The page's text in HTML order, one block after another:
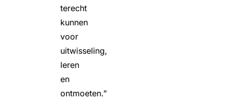
terecht
kunnen
voor
uitwisseling,
leren
en
ontmoeten.”